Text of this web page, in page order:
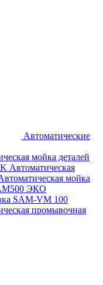
Автоматические
мойка деталей
Автоматическая
мойка
ЭКО
SAM-VM 100
промывочная